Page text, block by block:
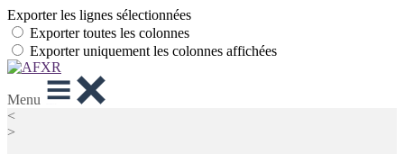
Exporter les lignes sélectionnées
Exporter toutes les colonnes
Exporter uniquement les colonnes affichées
Menu
<
>